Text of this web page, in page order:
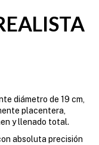
diámetro de 19 cm,
placentera,
y llenado total.
absoluta precisión